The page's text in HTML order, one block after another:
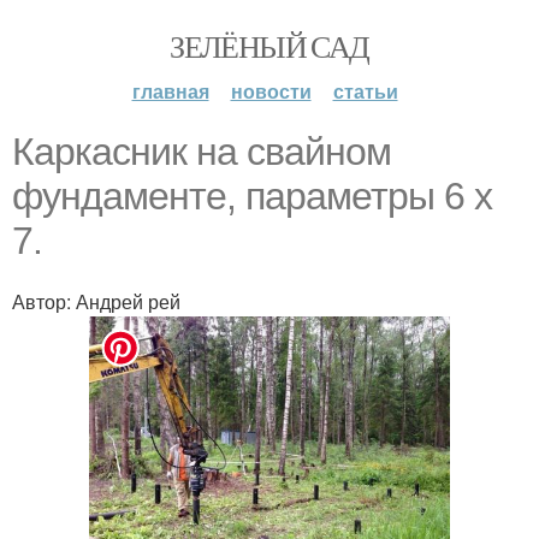
ЗЕЛЁНЫЙ САД
главная новости статьи
Каркасник на свайном
фундаменте, параметры 6 х
7.
Автор: Андрей рей